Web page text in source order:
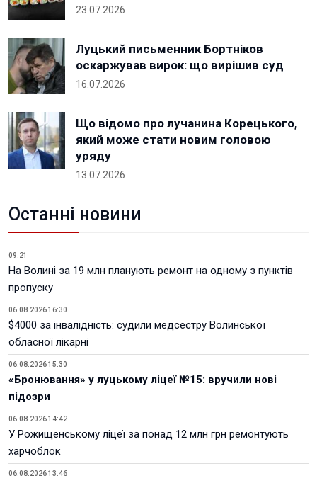
23.07.2026
Луцький письменник Бортніков
оскаржував вирок: що вирішив суд
16.07.2026
Що відомо про лучанина Корецького,
який може стати новим головою
уряду
13.07.2026
Останні новини
09:21
На Волині за 19 млн планують ремонт на одному з пунктів
пропуску
06.08.2026 16:30
$4000 за інвалідність: судили медсестру Волинської
обласної лікарні
06.08.2026 15:30
«Бронювання» у луцькому ліцеї №15: вручили нові
підозри
06.08.2026 14:42
У Рожищенському ліцеї за понад 12 млн грн ремонтують
харчоблок
06.08.2026 13:46